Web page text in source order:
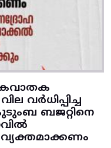
വർധിപ്പിച്ച
ബജറ്റിനെ